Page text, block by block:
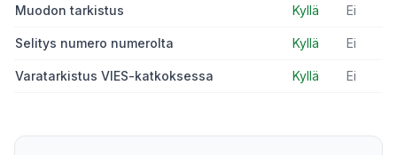
Muodon tarkistus Kyllä Ei
Selitys numero numerolta Kyllä Ei
Varatarkistus VIES-katkoksessa Kyllä Ei